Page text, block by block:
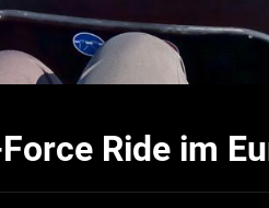
Ride im